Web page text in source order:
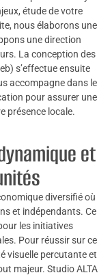
étude de votre
nous élaborons une
une direction
La conception des
s’effectue ensuite
accompagne dans le
pour assurer une
présence locale.
et
diversifié où
et indépendants. Ce
les initiatives
Pour réussir sur ce
visuelle percutante et
majeur. Studio ALTA